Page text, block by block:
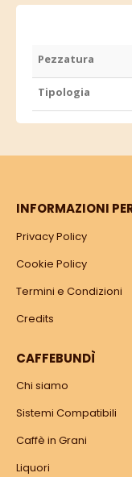
Pezzatura
Tipologia
INFORMAZIONI
Privacy Policy
Cookie Policy
Termini e Condizioni
Credits
CAFFEBUNDÌ
Chi siamo
Sistemi Compatibili
Caffè in Grani
Liquori